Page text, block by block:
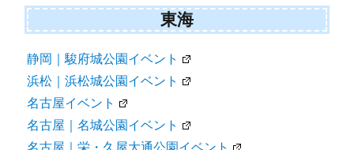
東海
静岡｜駿府城公園イベント
浜松｜浜松城公園イベント
名古屋イベント
名古屋｜名城公園イベント
名古屋｜栄・久屋大通公園イベント